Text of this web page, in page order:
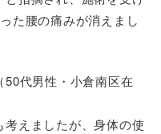
た腰の痛みが消えまし
50代男性・小倉南区在
えましたが、身体の使